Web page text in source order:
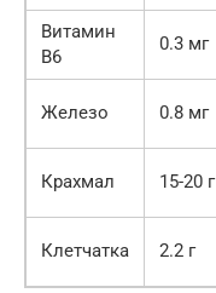
Витамин
B6
0.3 мг
Железо 0.8 мг
Крахмал 15-20 г
Клетчатка 2.2 г